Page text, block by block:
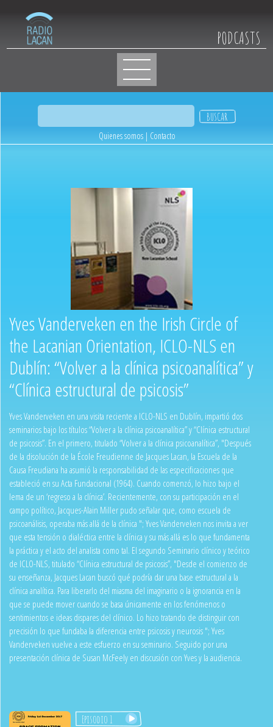
PODCASTS
Quienes somos| Contacto
Yves Vanderveken en the Irish Circle of
the Lacanian Orientation, ICLO-NLS en
Dublín: “Volver a la clínica psicoanalítica” y
“Clínica estructural de psicosis”
Yves Vanderveken en una visita reciente a ICLO-NLS en Dublín, impartió dos
seminarios bajo los títulos “Volver a la clínica psicoanalítica” y “Clínica estructural
de psicosis”. En el primero, titulado “Volver a la clínica psicoanalítica”, "Después
de la disolución de la École Freudienne de Jacques Lacan, la Escuela de la
Causa Freudiana ha asumió la responsabilidad de las especificaciones que
estableció en su Acta Fundacional (1964). Cuando comenzó, lo hizo bajo el
lema de un ‘regreso a la clínica’. Recientemente, con su participación en el
campo político, Jacques-Alain Miller pudo señalar que, como escuela de
psicoanálisis, operaba más allá de la clínica "; Yves Vanderveken nos invita a ver
que esta tensión o dialéctica entre la clínica y su más allá es lo que fundamenta
la práctica y el acto del analista como tal. El segundo Seminario clínico y teórico
de ICLO-NLS, titulado “Clínica estructural de psicosis”, "Desde el comienzo de
su enseñanza, Jacques Lacan buscó qué podría dar una base estructural a la
clínica analítica. Para liberarlo del miasma del imaginario o la ignorancia en la
que se puede mover cuando se basa únicamente en los fenómenos o
sentimientos e ideas dispares del clínico. Lo hizo tratando de distinguir con
precisión lo que fundaba la diferencia entre psicosis y neurosis "; Yves
Vanderveken vuelve a este esfuerzo en su seminario. Seguido por una
presentación clínica de Susan McFeely en discusión con Yves y la audiencia.
Episodio 1